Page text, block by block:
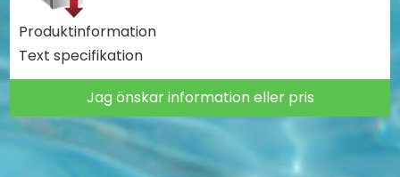
Produktinformation
Text specifikation
Jag önskar information eller pris